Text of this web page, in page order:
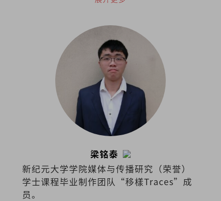
梁铭泰
新纪元大学学院媒体与传播研究（荣誉）
学士课程毕业制作团队“移樣Traces”成
员。